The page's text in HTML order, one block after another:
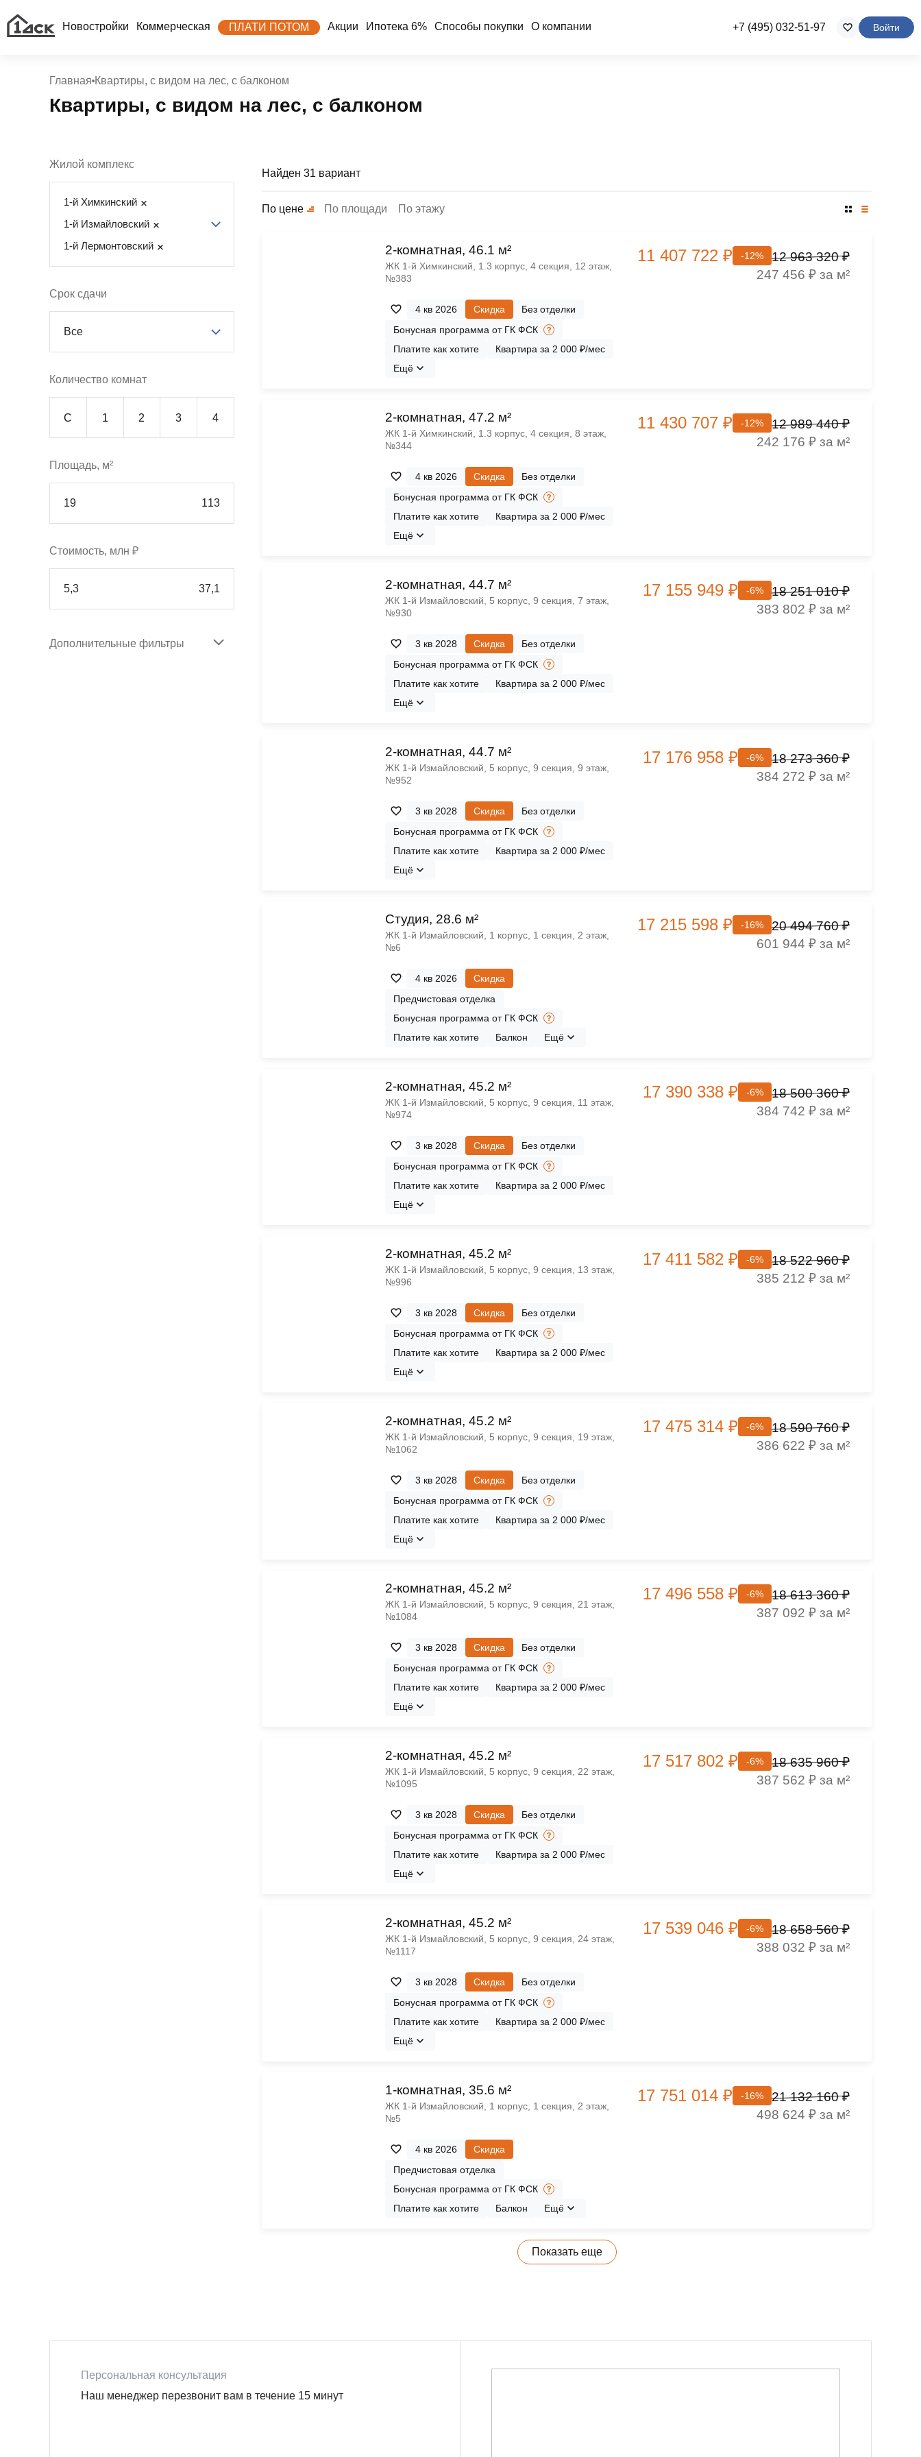
Новостройки Коммерческая ПЛАТИ ПОТОМ Акции Ипотека 6% Способы покупки О компании +7 (495) 032-51-97 Войти
Главная Квартиры, с видом на лес, с балконом
Квартиры, с видом на лес, с балконом
Жилой комплекс
1-й Химкинский
1-й Измайловский
1-й Лермонтовский
Срок сдачи
Все
Количество комнат
С 1 2 3 4
Площадь, м²
Стоимость, млн ₽
Дополнительные фильтры
Найден 31 вариант
По цене По площади По этажу
2-комнатная, 46.1 м²
ЖК 1‑й Химкинский, 1.3 корпус, 4 секция, 12 этаж,
№383
4 кв 2026 Скидка
Без отделки
Бонусная программа от ГК ФСК
Платите как хотите
Квартира за 2 000 ₽/мес
Ещё
11 407 722 ₽ -12%
12 963 320 ₽
247 456 ₽ за м²
2-комнатная, 47.2 м²
ЖК 1‑й Химкинский, 1.3 корпус, 4 секция, 8 этаж,
№344
4 кв 2026 Скидка
Без отделки
Бонусная программа от ГК ФСК
Платите как хотите
Квартира за 2 000 ₽/мес
Ещё
11 430 707 ₽ -12%
12 989 440 ₽
242 176 ₽ за м²
2-комнатная, 44.7 м²
ЖК 1‑й Измайловский, 5 корпус, 9 секция, 7 этаж,
№930
3 кв 2028 Скидка
Без отделки
Бонусная программа от ГК ФСК
Платите как хотите
Квартира за 2 000 ₽/мес
Ещё
17 155 949 ₽ -6%
18 251 010 ₽
383 802 ₽ за м²
2-комнатная, 44.7 м²
ЖК 1‑й Измайловский, 5 корпус, 9 секция, 9 этаж,
№952
3 кв 2028 Скидка
Без отделки
Бонусная программа от ГК ФСК
Платите как хотите
Квартира за 2 000 ₽/мес
Ещё
17 176 958 ₽ -6%
18 273 360 ₽
384 272 ₽ за м²
Cтудия, 28.6 м²
ЖК 1‑й Измайловский, 1 корпус, 1 секция, 2 этаж,
№6
4 кв 2026
Скидка
Предчистовая отделка
Бонусная программа от ГК ФСК
Платите как хотите
Балкон Ещё
17 215 598 ₽ -16%
20 494 760 ₽
601 944 ₽ за м²
2-комнатная, 45.2 м²
ЖК 1‑й Измайловский, 5 корпус, 9 секция, 11 этаж,
№974
3 кв 2028 Скидка
Без отделки
Бонусная программа от ГК ФСК
Платите как хотите
Квартира за 2 000 ₽/мес
Ещё
17 390 338 ₽ -6%
18 500 360 ₽
384 742 ₽ за м²
2-комнатная, 45.2 м²
ЖК 1‑й Измайловский, 5 корпус, 9 секция, 13 этаж,
№996
3 кв 2028 Скидка
Без отделки
Бонусная программа от ГК ФСК
Платите как хотите
Квартира за 2 000 ₽/мес
Ещё
17 411 582 ₽ -6%
18 522 960 ₽
385 212 ₽ за м²
2-комнатная, 45.2 м²
ЖК 1‑й Измайловский, 5 корпус, 9 секция, 19 этаж,
№1062
3 кв 2028 Скидка
Без отделки
Бонусная программа от ГК ФСК
Платите как хотите
Квартира за 2 000 ₽/мес
Ещё
17 475 314 ₽ -6%
18 590 760 ₽
386 622 ₽ за м²
2-комнатная, 45.2 м²
ЖК 1‑й Измайловский, 5 корпус, 9 секция, 21 этаж,
№1084
3 кв 2028 Скидка
Без отделки
Бонусная программа от ГК ФСК
Платите как хотите
Квартира за 2 000 ₽/мес
Ещё
17 496 558 ₽ -6%
18 613 360 ₽
387 092 ₽ за м²
2-комнатная, 45.2 м²
ЖК 1‑й Измайловский, 5 корпус, 9 секция, 22 этаж,
№1095
3 кв 2028 Скидка
Без отделки
Бонусная программа от ГК ФСК
Платите как хотите
Квартира за 2 000 ₽/мес
Ещё
17 517 802 ₽ -6%
18 635 960 ₽
387 562 ₽ за м²
2-комнатная, 45.2 м²
ЖК 1‑й Измайловский, 5 корпус, 9 секция, 24 этаж,
№1117
3 кв 2028 Скидка
Без отделки
Бонусная программа от ГК ФСК
Платите как хотите
Квартира за 2 000 ₽/мес
Ещё
17 539 046 ₽ -6%
18 658 560 ₽
388 032 ₽ за м²
1-комнатная, 35.6 м²
ЖК 1‑й Измайловский, 1 корпус, 1 секция, 2 этаж,
№5
4 кв 2026
Скидка
Предчистовая отделка
Бонусная программа от ГК ФСК
Платите как хотите
Балкон Ещё
17 751 014 ₽ -16%
21 132 160 ₽
498 624 ₽ за м²
Показать еще
Персональная консультация
Наш менеджер перезвонит вам в течение 15 минут